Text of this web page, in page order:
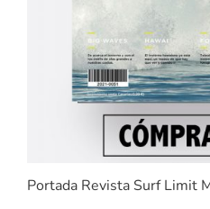
Portada Revista Surf Limit